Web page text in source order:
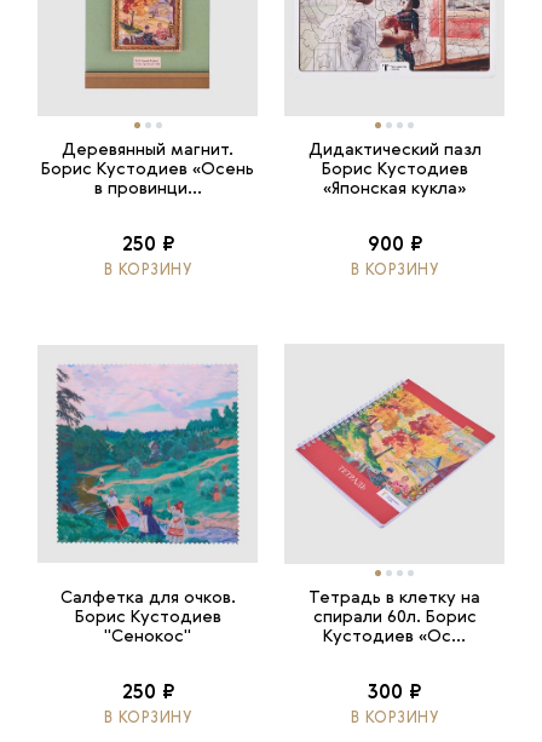
Деревянный магнит.
Борис Кустодиев «Осень
в провинци...
250 ₽
В КОРЗИНУ
Дидактический пазл
Борис Кустодиев
«Японская кукла»
900 ₽
В КОРЗИНУ
Салфетка для очков.
Борис Кустодиев
"Сенокос"
250 ₽
В КОРЗИНУ
Тетрадь в клетку на
спирали 60л. Борис
Кустодиев «Ос...
300 ₽
В КОРЗИНУ